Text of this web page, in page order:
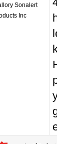
Sonalert
Inc